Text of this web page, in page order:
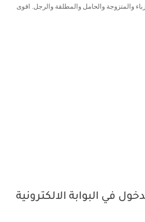
والمتزوجة والحامل والمطلقة والرجل. اقوى
في البوابة الالكترونية